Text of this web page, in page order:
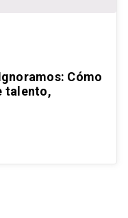
Cómo
talento,